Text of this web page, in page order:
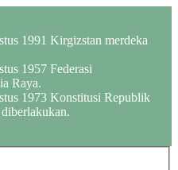
1991 Kirgizstan merdeka
1957 Federasi
Raya.
1973 Konstitusi Republik